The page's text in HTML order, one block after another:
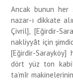
Ancak bunun her
nazar-ı dikkate
Çivril], [Eğirdir-
nakliyyât için
[Eğirdir-
dört yüz ton
ta’mîr